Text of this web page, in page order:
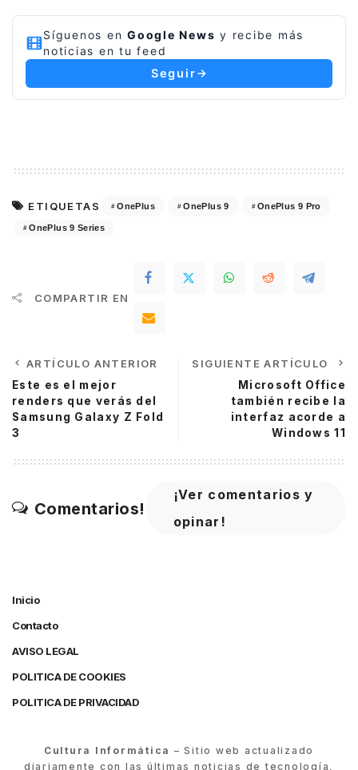
Síguenos en Google News y recibe más
noticias en tu feed
Seguir
ETIQUETAS OnePlus OnePlus 9 OnePlus 9 Pro
OnePlus 9 Series
COMPARTIR EN
ARTÍCULO ANTERIOR
Este es el mejor
renders que verás del
Samsung Galaxy Z Fold
3
SIGUIENTE ARTÍCULO
Microsoft Office
también recibe la
interfaz acorde a
Windows 11
Comentarios!
¡Ver comentarios y
opinar!
Inicio
Contacto
AVISO LEGAL
POLITICA DE COOKIES
POLITICA DE PRIVACIDAD
Cultura Informática – Sitio web actualizado
diariamente con las últimas noticias de tecnología,